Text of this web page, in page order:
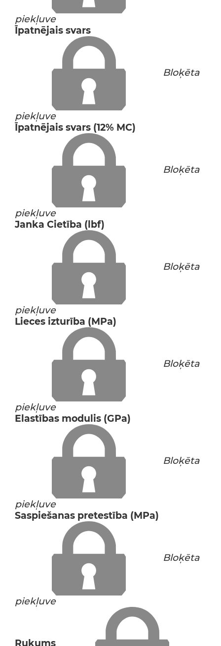
piekļuve
Īpatnējais svars
Bloķēta
piekļuve
Īpatnējais svars (12% MC)
Bloķēta
piekļuve
Janka Cietība (lbf)
Bloķēta
piekļuve
Lieces izturība (MPa)
Bloķēta
piekļuve
Elastības modulis (GPa)
Bloķēta
piekļuve
Saspiešanas pretestība (MPa)
Bloķēta
piekļuve
Rukums